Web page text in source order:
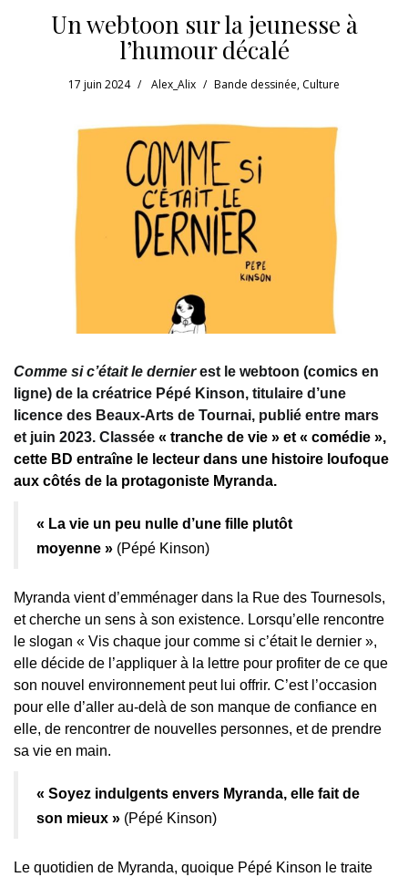
Un webtoon sur la jeunesse à
l’humour décalé
17 juin 2024 Alex_Alix Bande dessinée, Culture
Comme si c’était le dernierest le webtoon (comics en
ligne) de la créatrice Pépé Kinson, titulaire d’une
licence des Beaux-Arts de Tournai, publié entre mars
et juin 2023. Classée « tranche de vie » et « comédie »,
cette BD entraîne le lecteur dans une histoire loufoque
aux côtés de la protagoniste Myranda.
« La vie un peu nulle d’une fille plutôt
moyenne » (Pépé Kinson)
Myranda vient d’emménager dans la Rue des Tournesols,
et cherche un sens à son existence. Lorsqu’elle rencontre
le slogan « Vis chaque jour comme si c’était le dernier »,
elle décide de l’appliquer à la lettre pour profiter de ce que
son nouvel environnement peut lui offrir. C’est l’occasion
pour elle d’aller au-delà de son manque de confiance en
elle, de rencontrer de nouvelles personnes, et de prendre
sa vie en main.
« Soyez indulgents envers Myranda, elle fait de
son mieux » (Pépé Kinson)
Le quotidien de Myranda, quoique Pépé Kinson le traite